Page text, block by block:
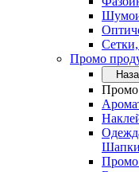
Промо
Промо
Промо